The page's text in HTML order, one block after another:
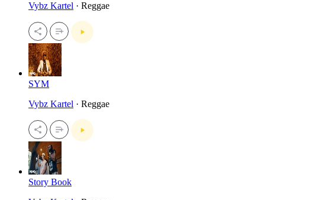
Vybz Kartel · Reggae
SYM
Vybz Kartel · Reggae
Story Book